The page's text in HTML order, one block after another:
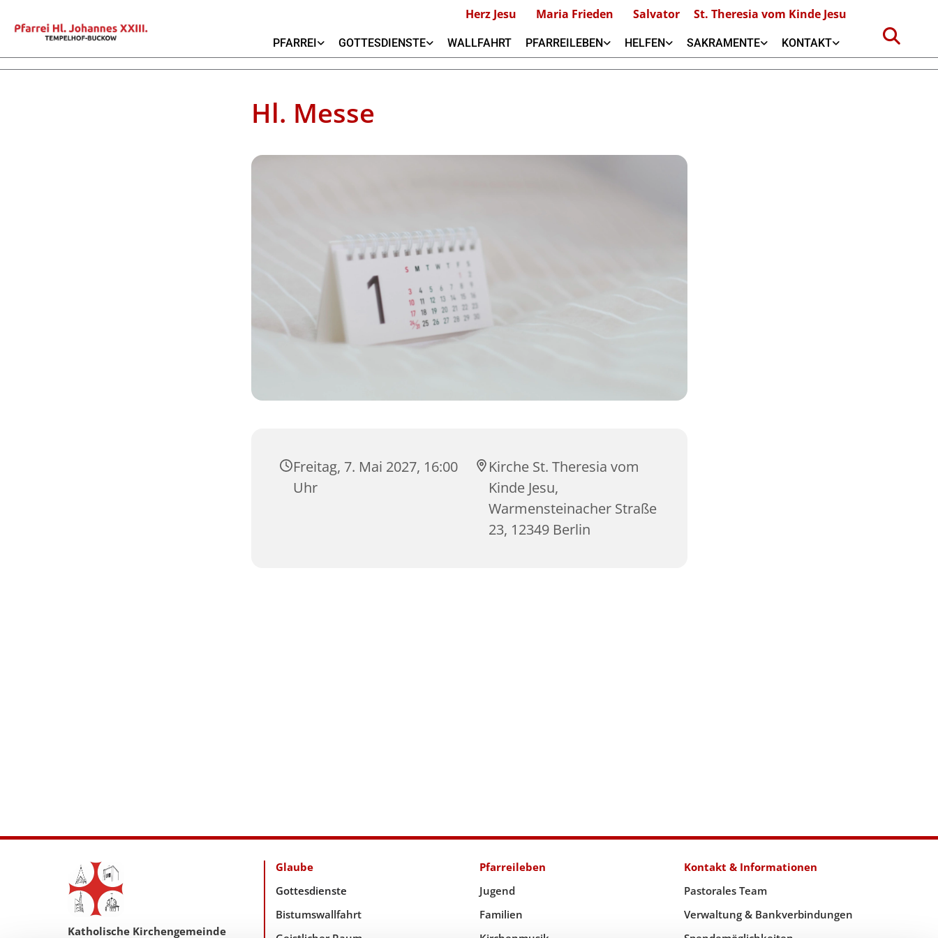
Herz Jesu Maria Frieden Salvator St. Theresia vom Kinde Jesu
PFARREI GOTTESDIENSTE WALLFAHRT PFARREILEBEN HELFEN SAKRAMENTE KONTAKT
Hl. Messe
Freitag, 7. Mai 2027, 16:00
Uhr
Kirche St. Theresia vom
Kinde Jesu,
Warmensteinacher Straße
23, 12349 Berlin
Katholische Kirchengemeinde
Glaube
Gottesdienste
Bistumswallfahrt
Pfarreileben
Jugend
Familien
Kontakt & Informationen
Pastorales Team
Verwaltung & Bankverbindungen